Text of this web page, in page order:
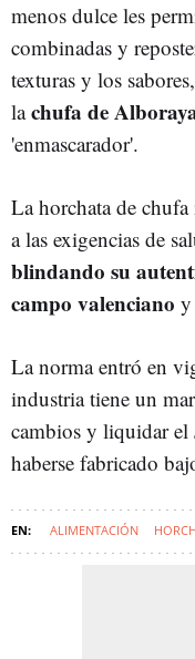
menos dulce les
combinadas y
texturas y los
lachufa de
'enmascarador'.
La horchata de chufa
a las exigencias de
blindando su
campo valenciano y
La norma entró en
industria tiene un
cambios y liquidar el
haberse fabricado
ALIMENTACIÓN